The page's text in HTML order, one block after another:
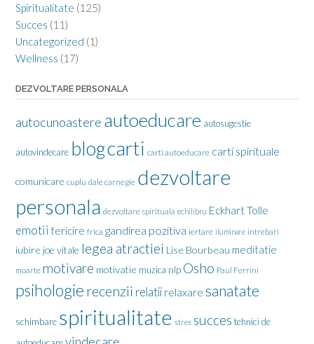
Spiritualitate (125)
Succes (11)
Uncategorized (1)
Wellness (17)
DEZVOLTARE PERSONALA
autocunoastere autoeducare autosugestie
autovindecare blogcarti carti autoeducare carti spirituale
comunicare cuplu dale carnegie dezvoltare
personala dezvoltare spirituala echilibru Eckhart Tolle
emotii fericire frica gandirea pozitiva iertare iluminare intrebari
iubire joe vitale legea atractiei Lise Bourbeau meditatie
moarte motivare motivatie muzica nlp Osho Paul Ferrini
psihologie recenzii relatii relaxare sanatate
schimbare spiritualitate stres succes tehnici de
vindecare